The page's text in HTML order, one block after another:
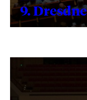
9.
Text
wird
geladen